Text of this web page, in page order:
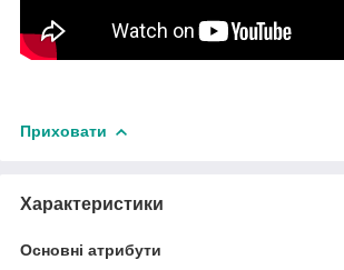
Приховати
Характеристики
Основні атрибути